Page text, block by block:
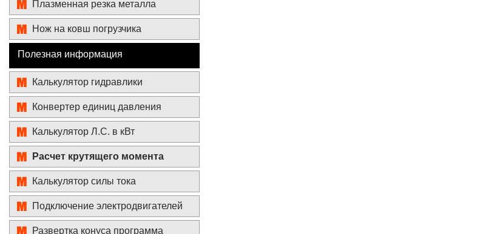
Плазменная резка металла
Нож на ковш погрузчика
Полезная информация
Калькулятор гидравлики
Конвертер единиц давления
Калькулятор Л.С. в кВт
Расчет крутящего момента
Калькулятор силы тока
Подключение электродвигателей
Развертка конуса программа